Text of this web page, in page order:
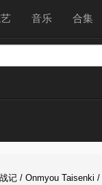
音乐 合集
记 / Onmyou Taisenki